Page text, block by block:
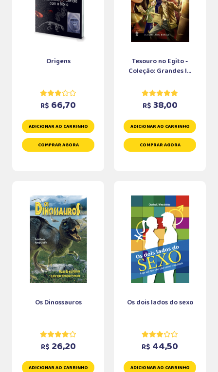
Origens
R$ 66,70
ADICIONAR AO CARRINHO
COMPRAR AGORA
Tesouro no Egito -
Coleção: Grandes I...
R$ 38,00
ADICIONAR AO CARRINHO
COMPRAR AGORA
Os Dinossauros
R$ 26,20
ADICIONAR AO CARRINHO
Os dois lados do sexo
R$ 44,50
ADICIONAR AO CARRINHO